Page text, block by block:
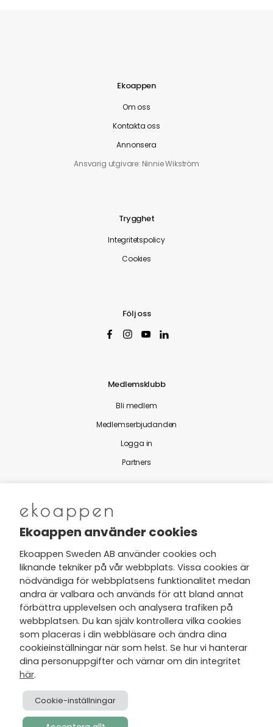
Ekoappen
Om oss
Kontakta oss
Annonsera
Ansvarig utgivare: Ninnie Wikström
Trygghet
Integritetspolicy
Cookies
Följ oss
Medlemsklubb
Bli medlem
Medlemserbjudanden
Logga in
Partners
Nytt från Ekoappen
Jag har tagit del av Ekoappens
personuppgifts- och
integritetspolicyoch tar gärna del
av nyheter, hälsotips och exklusiva
erbjudanden via min e-post.
Ekoappen använder cookies
Ekoappen Sweden AB använder cookies och
liknande tekniker på vår webbplats. Vissa cookies är
nödvändiga för webbplatsens funktionalitet medan
andra är valbara och används för att bland annat
förbättra upplevelsen och analysera trafiken på
webbplatsen. Du kan själv kontrollera vilka cookies
som placeras i din webbläsare och ändra dina
cookieinställningar när som helst. Se hur vi hanterar
dina personuppgifter och värnar om din integritet
här.
Cookie-inställningar